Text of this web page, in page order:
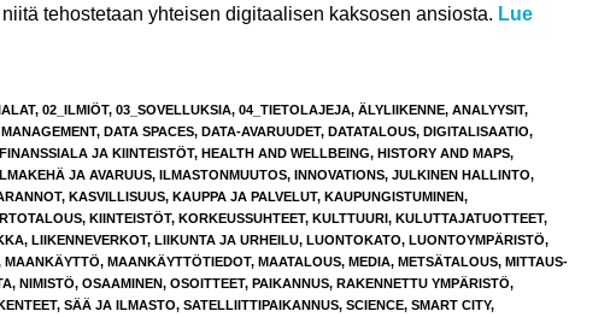
tehostetaan yhteisen digitaalisen kaksosen ansiosta. Lue
, 02_ILMIÖT, 03_SOVELLUKSIA, 04_TIETOLAJEJA, ÄLYLIIKENNE, ANALYYSIT,
, DATA SPACES, DATA-AVARUUDET, DATATALOUS, DIGITALISAATIO,
FINANSSIALA JA KIINTEISTÖT, HEALTH AND WELLBEING, HISTORY AND MAPS,
JA AVARUUS, ILMASTONMUUTOS, INNOVATIONS, JULKINEN HALLINTO,
, KASVILLISUUS, KAUPPA JA PALVELUT, KAUPUNGISTUMINEN,
, KIINTEISTÖT, KORKEUSSUHTEET, KULTTUURI, KULUTTAJATUOTTEET,
, LIIKENNEVERKOT, LIIKUNTA JA URHEILU, LUONTOKATO, LUONTOYMPÄRISTÖ,
MAANKÄYTTÖ, MAANKÄYTTÖTIEDOT, MAATALOUS, MEDIA, METSÄTALOUS, MITTAUS-
, NIMISTÖ, OSAAMINEN, OSOITTEET, PAIKANNUS, RAKENNETTU YMPÄRISTÖ,
, SÄÄ JA ILMASTO, SATELLIITTIPAIKANNUS, SCIENCE, SMART CITY,